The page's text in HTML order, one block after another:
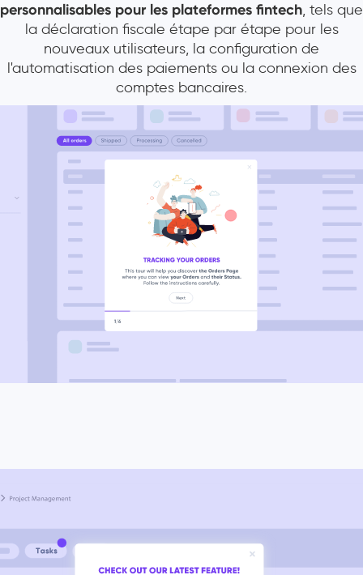
personnalisables pour les plateformes fintech, tels que
la déclaration fiscale étape par étape pour les
nouveaux utilisateurs, la configuration de
l'automatisation des paiements ou la connexion des
comptes bancaires.